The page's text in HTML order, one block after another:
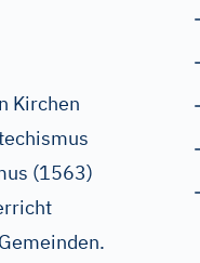
Kirchen
(1563)